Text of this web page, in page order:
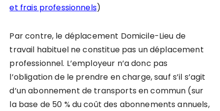
et frais professionnels)
Par contre, le déplacement Domicile-Lieu de
travail habituel ne constitue pas un déplacement
professionnel. L’employeur n’a donc pas
l’obligation de le prendre en charge, sauf s’il s’agit
d’un abonnement de transports en commun (sur
la base de 50 % du coût des abonnements annuels,